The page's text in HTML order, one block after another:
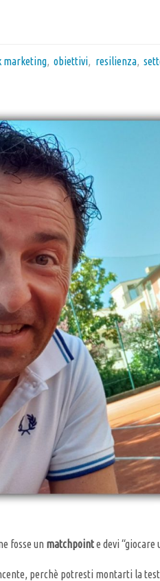
marketing, obiettivi, resilienza,
fosse un matchpointe devi “giocare
perchè potresti montarti la